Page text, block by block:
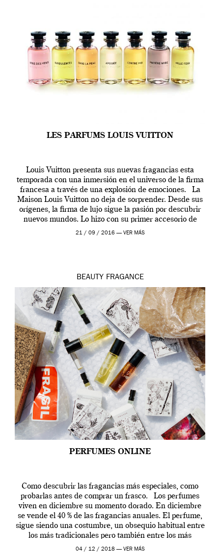
LES PARFUMS LOUIS VUITTON
Louis Vuitton presenta sus nuevas fragancias esta
temporada con una inmersión en el universo de la firma
francesa a través de una explosión de emociones. La
Maison Louis Vuitton no deja de sorprender. Desde sus
orígenes, la firma de lujo sigue la pasión por descubrir
nuevos mundos. Lo hizo con su primer accesorio de
viaje, el […]
21 / 09 / 2016 — VER MÁS
BEAUTY FRAGANCE
PERFUMES ONLINE
Como descubrir las fragancias más especiales, como
probarlas antes de comprar un frasco. Los perfumes
viven en diciembre su momento dorado. En diciembre
se vende el 40 % de las fragancias anuales. El perfume,
sigue siendo una costumbre, un obsequio habitual entre
los más tradicionales pero también entre los más
modernos. Estos días ha […]
04 / 12 / 2018 — VER MÁS